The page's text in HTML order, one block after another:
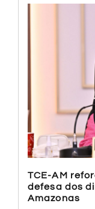
TCE-AM
defesa dos
Amazonas